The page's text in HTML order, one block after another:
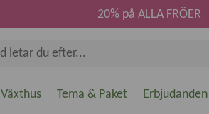
20% på ALLA FRÖER
Växthus Tema & Paket Erbjudanden